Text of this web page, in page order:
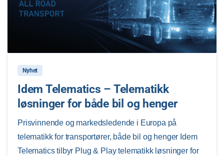
0
Nyhet
Idem Telematics – Telematikk
løsninger for både bil og henger
Prisvinnende og markedsledende i Europa på
telematikk for transportører, både bil og henger Idem
Telematics tilbyr Plug & Play telematikk løsninger for